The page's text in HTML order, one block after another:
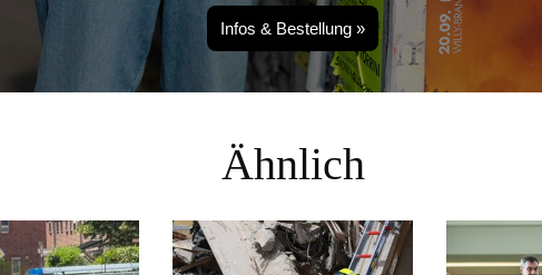
Infos & Bestellung »
Ähnlich